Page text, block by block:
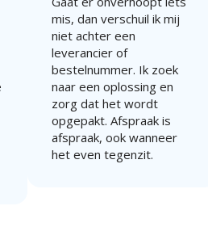
mis, dan verschuil ik mij
niet achter een
leverancier of
bestelnummer. Ik zoek
naar een oplossing en
zorg dat het wordt
opgepakt. Afspraak is
afspraak, ook wanneer
het even tegenzit.